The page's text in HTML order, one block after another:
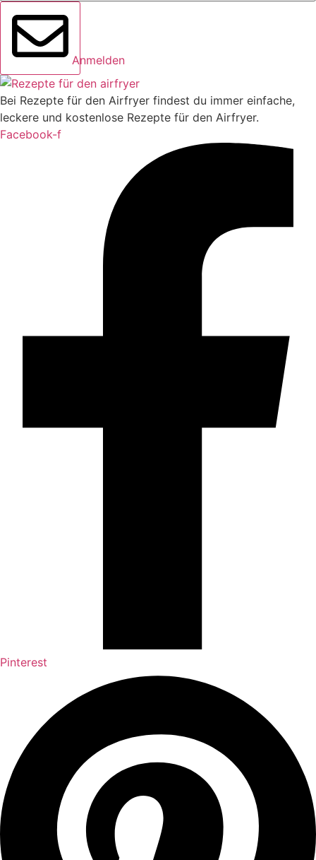
Anmelden
Bei Rezepte für den Airfryer findest du immer einfache,
leckere und kostenlose Rezepte für den Airfryer.
Facebook-f
Pinterest